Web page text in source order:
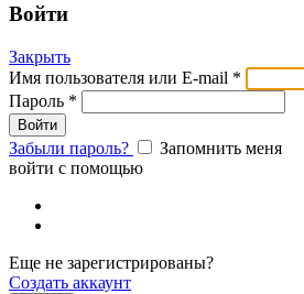
Войти
Закрыть
Имя пользователя или E-mail *
Пароль *
Забыли пароль?
Запомнить меня
войти с помощью
Еще не зарегистрированы?
Создать аккаунт